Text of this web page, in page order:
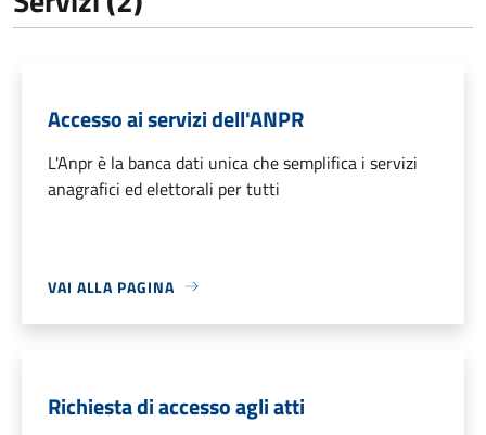
Accesso ai servizi dell'ANPR
L'Anpr è la banca dati unica che semplifica i servizi
anagrafici ed elettorali per tutti
VAI ALLA PAGINA
Richiesta di accesso agli atti